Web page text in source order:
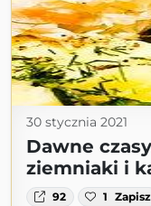
30 stycznia 2021
Dawne
ziemniaki i
92 1 Zapisz